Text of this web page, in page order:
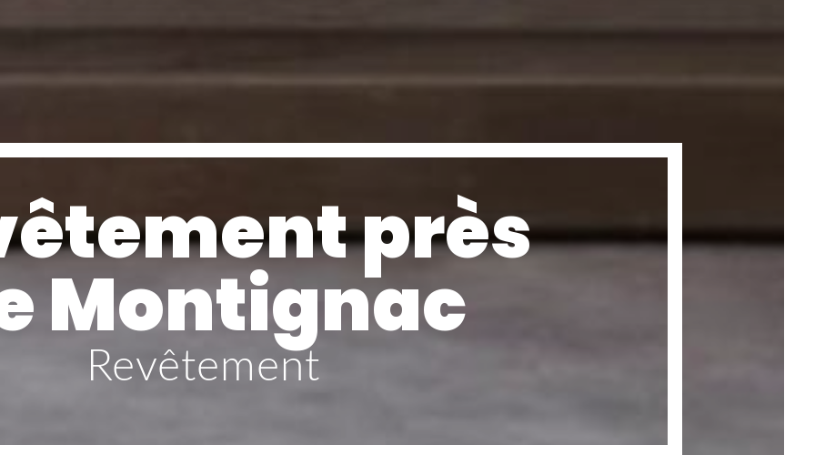
près
Montignac
Revêtement